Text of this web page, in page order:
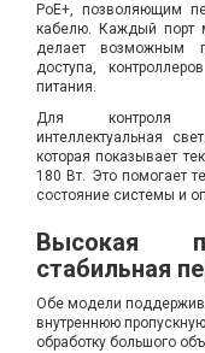
PoE+, позволяющим
кабелю. Каждый порт
делает возможным
доступа,
питания.
Для контроля
интеллектуальная
которая показывает
180 Вт. Это помогает
состояние системы и
Высокая
стабильная
Обе модели
внутреннюю
обработку большого